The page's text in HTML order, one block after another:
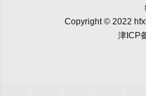
Copyright © 2022
津ICP